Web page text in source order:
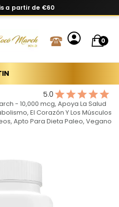
a partir de €60
0
5.0
- 10,000 mcg, Apoya La Salud
El Corazón Y Los Músculos
Apto Para Dieta Paleo, Vegano